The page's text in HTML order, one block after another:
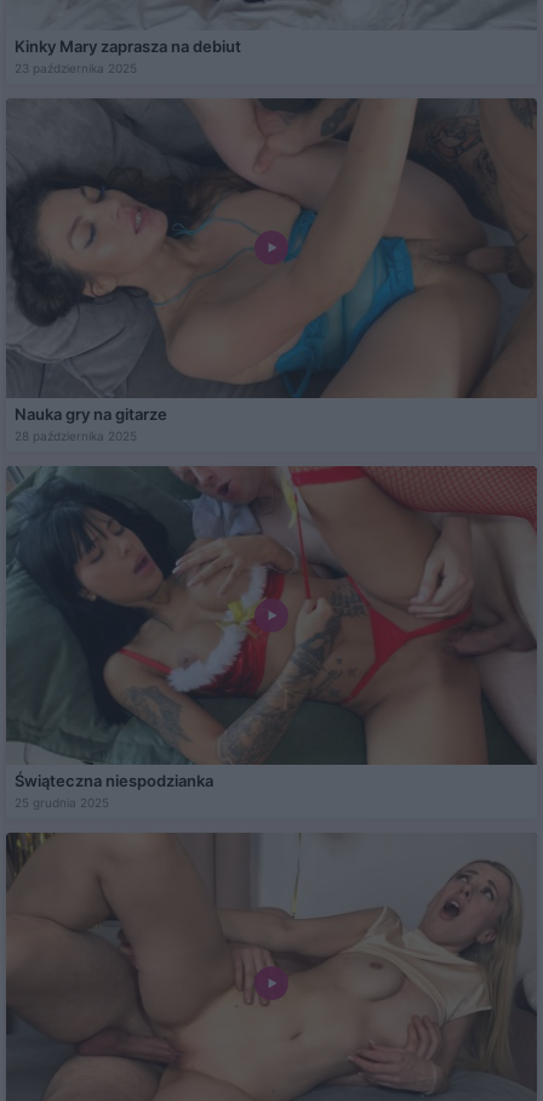
Kinky Mary zaprasza na debiut
23 października 2025
Nauka gry na gitarze
28 października 2025
Świąteczna niespodzianka
25 grudnia 2025